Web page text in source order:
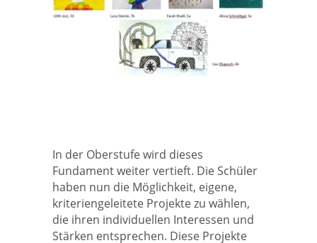
In der Oberstufe wird dieses
Fundament weiter vertieft. Die Schüler
haben nun die Möglichkeit, eigene,
kriteriengeleitete Projekte zu wählen,
die ihren individuellen Interessen und
Stärken entsprechen. Diese Projekte